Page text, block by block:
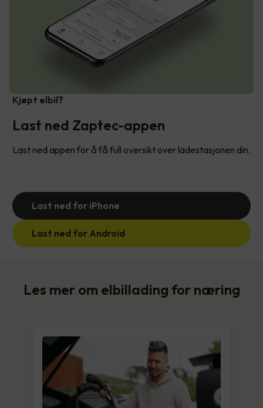
Kjøpt elbil?
Last ned Zaptec-appen
Last ned appen for å få full oversikt over ladestasjonen din.
Last ned for iPhone
Last ned for Android
Les mer om elbillading for næring